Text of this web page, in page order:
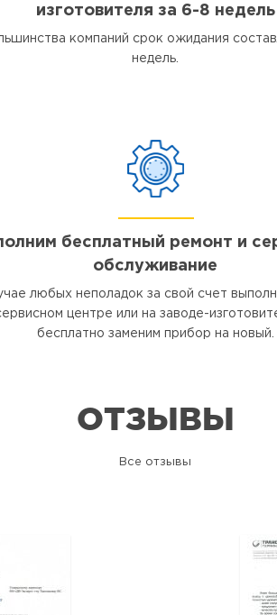
изготовителя за 6-8 недель
компаний срок ожидания
недель.
бесплатный ремонт и
обслуживание
любых неполадок за свой счет
центре или на заводе-
бесплатно заменим прибор на новый.
ОТЗЫВЫ
Все отзывы